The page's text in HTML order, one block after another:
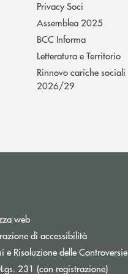
Privacy Soci
Assemblea 2025
BCC Informa
Letteratura e Territorio
Rinnovo cariche sociali
2026/29
web
di accessibilità
e Risoluzione delle Controversie
231 (con registrazione)